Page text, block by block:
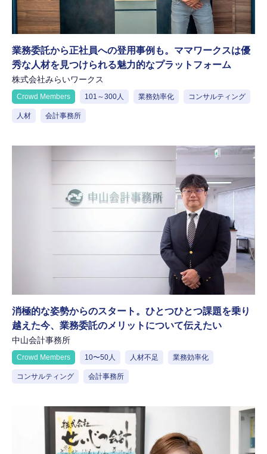
業務委託から正社員への登用事例も。ママワークスは優
秀な人材を見つけられる魅力的なプラットフォーム
株式会社みらいワークス
Crowd Members 101～300人 業務効率化 コンサルティング
人材 会計事務所
消極的な姿勢からのスタート。ひとつひとつ課題を乗り
越えた今、業務委託のメリットについて伝えたい
中山会計事務所
Crowd Members 10〜50人 人材不足 業務効率化
コンサルティング 会計事務所